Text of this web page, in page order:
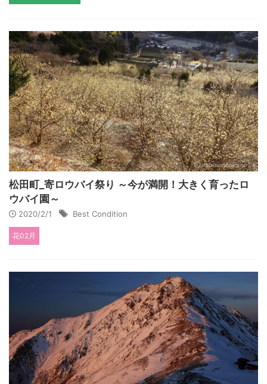
松田町_寄ロウバイ祭り ～今が満開！大きく育ったロ
ウバイ園～
2020/2/1 Best Condition
花02月